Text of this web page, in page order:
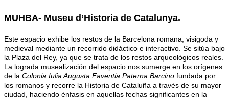
MUHBA- Museu d’Historia de Catalunya.
Este espacio exhibe los restos de la Barcelona romana, visigoda y
medieval mediante un recorrido didáctico e interactivo. Se sitúa bajo
la Plaza del Rey, ya que se trata de los restos arqueológicos reales.
La lograda musealización del espacio nos sumerge en los orígenes
de la Colonia Iulia Augusta Faventia Paterna Barcino fundada por
los romanos y recorre la Historia de Cataluña a través de su mayor
ciudad, haciendo énfasis en aquellas fechas significantes en la